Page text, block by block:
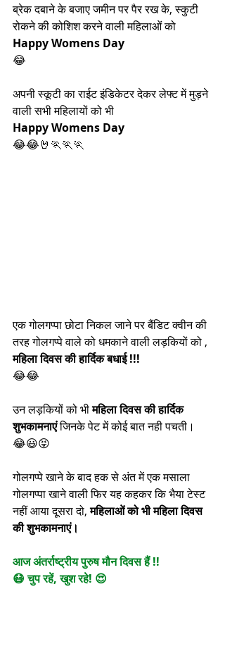
ब्रेक दबाने के बजाए जमीन पर पैर रख के, स्कुटी
रोकने की कोशिश करने वाली महिलाओं को
Happy Womens Day
😂
अपनी स्कूटी का राईट इंडिकेटर देकर लेफ्ट में मुड़ने
वाली सभी महिलायों को भी
Happy Womens Day
😂😂🤘🏃🏃🏃
एक गोलगप्पा छोटा निकल जाने पर बैंडिट क्वीन की
तरह गोलगप्पे वाले को धमकाने वाली लड़कियों को ,
महिला दिवस की हार्दिक बधाई !!!
😂😂
उन लड़कियों को भी महिला दिवस की हार्दिक
शुभकामनाएं जिनके पेट में कोई बात नही पचती।
😂😃😝
गोलगप्पे खाने के बाद हक से अंत में एक मसाला
गोलगप्पा खाने वाली फिर यह कहकर कि भैया टेस्ट
नहीं आया दूसरा दो, महिलाओं को भी महिला दिवस
की शुभकामनाएं।
आज अंतर्राष्ट्रीय पुरुष मौन दिवस हैं !!
😷 चुप रहें, खुश रहे! 😍